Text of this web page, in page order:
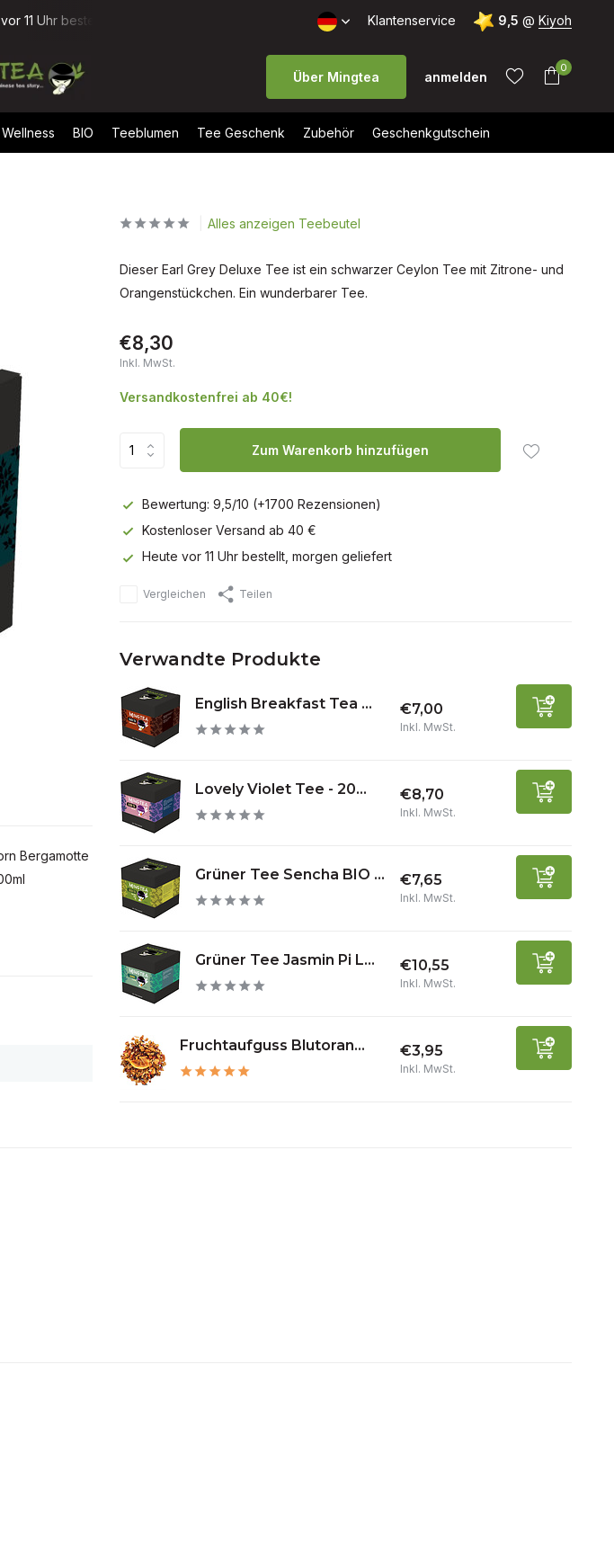
9,5/10 (+1700 Rezensionen) Kostenloser Versand ab 40 €
Klantenservice 9,5 @ Kiyoh
Über Mingtea anmelden
anlegen
anlegen
0
Wellness BIO Teeblumen Tee Geschenk Zubehör Geschenkgutschein
Bergamotte
Alles anzeigen Teebeutel
Dieser Earl Grey Deluxe Tee ist ein schwarzer Ceylon Tee mit Zitrone- und
Orangenstückchen. Ein wunderbarer Tee.
€8,30
Inkl. MwSt.
Versandkostenfrei ab 40€!
Zum Warenkorb hinzufügen
Bewertung: 9,5/10 (+1700 Rezensionen)
Kostenloser Versand ab 40 €
Heute vor 11 Uhr bestellt, morgen geliefert
Vergleichen Teilen
Verwandte Produkte
English Breakfast Tea ... €7,00
Inkl. MwSt.
Lovely Violet Tee - 20... €8,70
Inkl. MwSt.
Grüner Tee Sencha BIO ... €7,65
Inkl. MwSt.
Grüner Tee Jasmin Pi L... €10,55
Inkl. MwSt.
Fruchtaufguss Blutoran... €3,95
Inkl. MwSt.